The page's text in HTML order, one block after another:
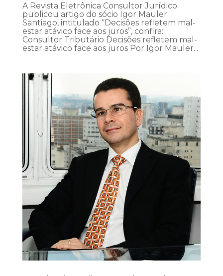
A Revista Eletrônica Consultor Jurídico
publicou artigo do sócio Igor Mauler
Santiago, intitulado “Decisões refletem mal-
estar atávico face aos juros”, confira:
Consultor Tributário Decisões refletem mal-
estar atávico face aos juros Por Igor Mauler...